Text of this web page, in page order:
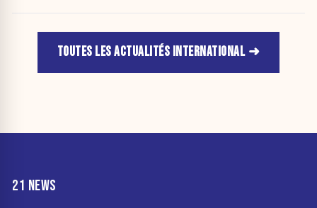
TOUTES LES ACTUALITÉS INTERNATIONAL
21 NEWS